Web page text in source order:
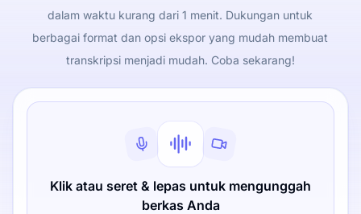
dalam waktu kurang dari 1 menit. Dukungan untuk
berbagai format dan opsi ekspor yang mudah membuat
transkripsi menjadi mudah. Coba sekarang!
Klik atau seret & lepas untuk mengunggah
berkas Anda